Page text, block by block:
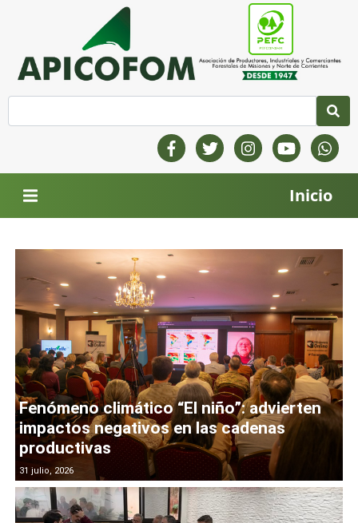
Inicio
Fenómeno climático “El niño”: advierten
impactos negativos en las cadenas
productivas
31 julio, 2026